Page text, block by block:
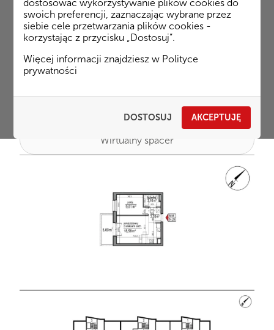
dostosować wykorzystywanie plików cookies do
swoich preferencji, zaznaczając wybrane przez
siebie cele przetwarzania plików cookies -
korzystając z przycisku „Dostosuj”.
Więcej informacji znajdziesz w Polityce
prywatności
DOSTOSUJ AKCEPTUJĘ
Ateńska budynek 4 m. 55
Rzut 3D
Wirtualny spacer